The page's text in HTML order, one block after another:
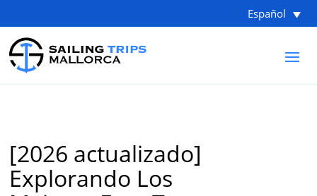
Español
[2026 actualizado]
Explorando Los